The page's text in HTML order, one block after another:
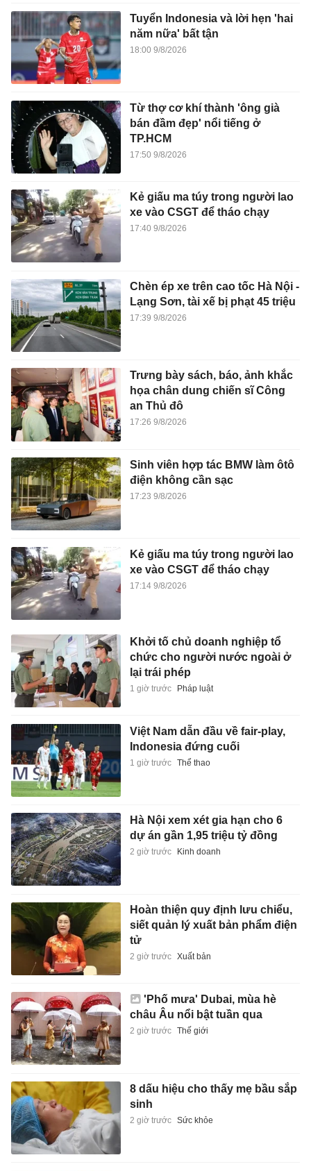
Tuyển Indonesia và lời hẹn 'hai
năm nữa' bất tận
18:00 9/8/2026
Từ thợ cơ khí thành 'ông già
bán đầm đẹp' nổi tiếng ở
TP.HCM
17:50 9/8/2026
Kẻ giấu ma túy trong người lao
xe vào CSGT để tháo chạy
17:40 9/8/2026
Chèn ép xe trên cao tốc Hà Nội -
Lạng Sơn, tài xế bị phạt 45 triệu
17:39 9/8/2026
Trưng bày sách, báo, ảnh khắc
họa chân dung chiến sĩ Công
an Thủ đô
17:26 9/8/2026
Sinh viên hợp tác BMW làm ôtô
điện không cần sạc
17:23 9/8/2026
Kẻ giấu ma túy trong người lao
xe vào CSGT để tháo chạy
17:14 9/8/2026
Khởi tố chủ doanh nghiệp tổ
chức cho người nước ngoài ở
lại trái phép
1 giờ trước Pháp luật
Việt Nam dẫn đầu về fair-play,
Indonesia đứng cuối
1 giờ trước Thể thao
Hà Nội xem xét gia hạn cho 6
dự án gần 1,95 triệu tỷ đồng
2 giờ trước Kinh doanh
Hoàn thiện quy định lưu chiểu,
siết quản lý xuất bản phẩm điện
tử
2 giờ trước Xuất bản
'Phố mưa' Dubai, mùa hè
châu Âu nổi bật tuần qua
2 giờ trước Thế giới
8 dấu hiệu cho thấy mẹ bầu sắp
sinh
2 giờ trước Sức khỏe